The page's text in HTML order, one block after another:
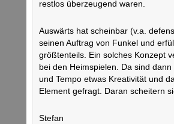
restlos überzeugend waren.
Auswärts hat scheinbar (v.a.
seinen Auftrag von Funkel und
größtenteils. Ein solches Konzept
bei den Heimspielen. Da sind
und Tempo etwas Kreativität und
Element gefragt. Daran scheitern
Stefan